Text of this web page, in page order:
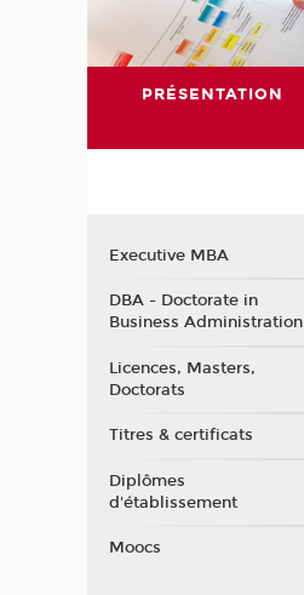
PRÉSENTATION
Executive MBA
DBA - Doctorate in
Business Administration
Licences, Masters,
Doctorats
Titres & certificats
Diplômes
d'établissement
Moocs